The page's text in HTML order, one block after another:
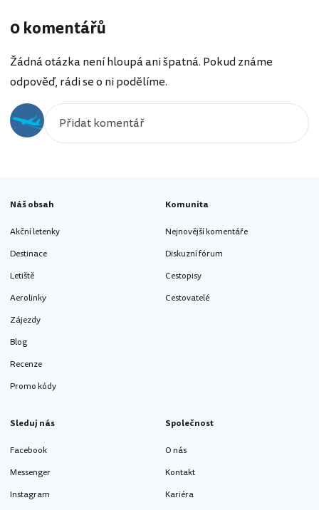
0 komentářů
Žádná otázka není hloupá ani špatná. Pokud známe
odpověď, rádi se o ni podělíme.
Náš obsah
Akční letenky
Destinace
Letiště
Aerolinky
Zájezdy
Blog
Recenze
Promo kódy
Komunita
Nejnovější komentáře
Diskuzní fórum
Cestopisy
Cestovatelé
Sleduj nás
Facebook
Messenger
Instagram
Společnost
O nás
Kontakt
Kariéra